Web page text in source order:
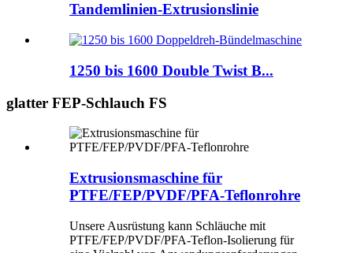
Tandemlinien-Extrusionslinie
1250 bis 1600 Double Twist B...
glatter FEP-Schlauch FS
Extrusionsmaschine für
PTFE/FEP/PVDF/PFA-Teflonrohre
Unsere Ausrüstung kann Schläuche mit
PTFE/FEP/PVDF/PFA-Teflon-Isolierung für